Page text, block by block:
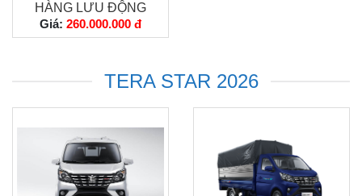
HÀNG LƯU ĐỘNG
Giá: 260.000.000 đ
TERA STAR 2026